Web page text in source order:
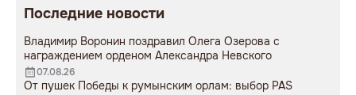
Последние новости
Владимир Воронин поздравил Олега Озерова с
награждением орденом Александра Невского
07.08.26
От пушек Победы к румынским орлам: выбор PAS